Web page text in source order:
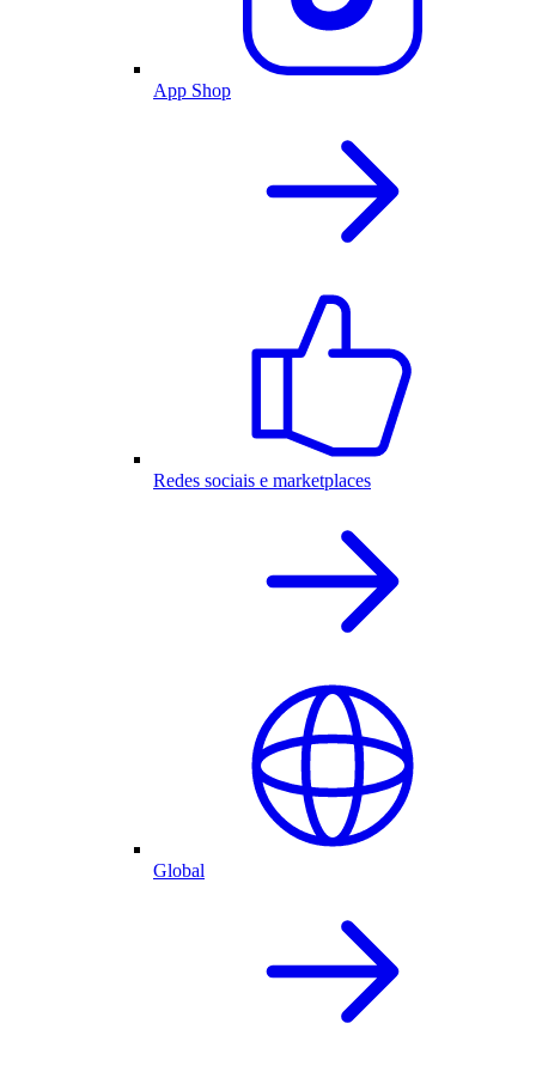
App Shop
Redes sociais e marketplaces
Global